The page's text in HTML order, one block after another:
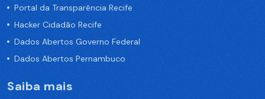
Portal da Transparência Recife
Hacker Cidadão Recife
Dados Abertos Governo Federal
Dados Abertos Pernambuco
Saiba mais